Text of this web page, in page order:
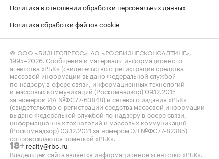
Политика в отношении обработки персональных данных
Политика обработки файлов cookie
© ООО «БИЗНЕСПРЕСС», АО «РОСБИЗНЕСКОНСАЛТИНГ»,
1995–2026 . Сообщения и материалы информационного
агентства «РБК» (свидетельство о регистрации средства
массовой информации выдано Федеральной службой
по надзору в сфере связи, информационных технологий
и массовых коммуникаций (Роскомнадзор) 09.12.2015
за номером ИА №ФС77-63848) и сетевого издания «РБК»
(свидетельство о регистрации средства массовой информации
выдано Федеральной службой по надзору в сфере связи,
информационных технологий и массовых коммуникаций
(Роскомнадзор) 03.12.2021 за номером ЭЛ №ФС77-82385)
сопровождаются пометкой «РБК».
18+ realty@rbc.ru
Владельцем сайта является информационное агентство «РБК».